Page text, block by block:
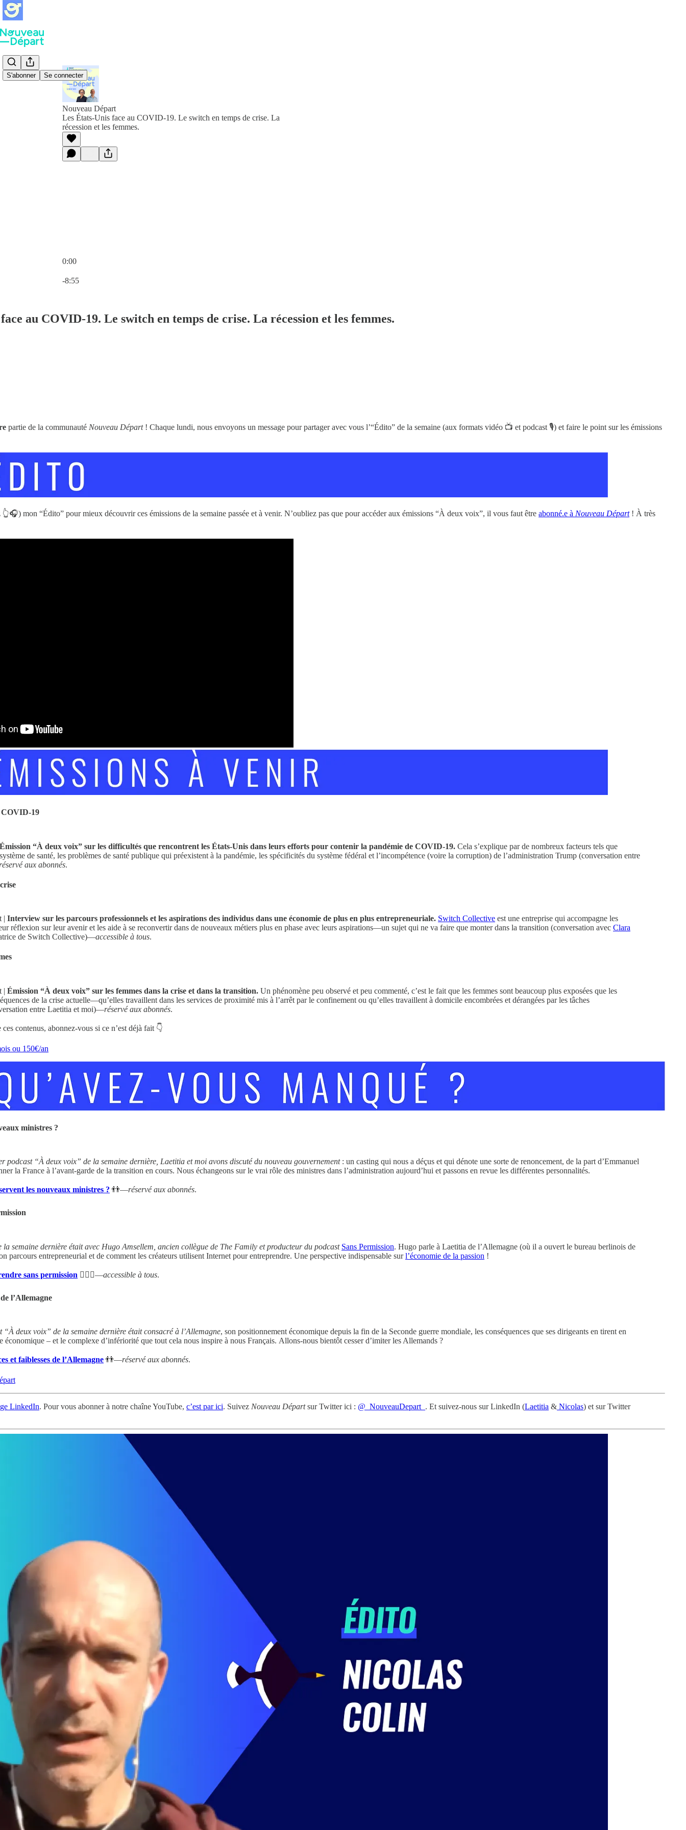
S'abonner Se connecter
Nouveau Départ
Les États-Unis face au COVID-19. Le switch en temps de crise. La
récession et les femmes.
0:00
-8:55
au COVID-19. Le switch en temps de crise. La récession et les femmes.
partie de la communauté Nouveau Départ! Chaque lundi, nous envoyons un message pour partager avec vous l’“Édito” de la semaine (aux formats vidéo 📺 et podcast 🎙) et faire le point sur les émissions
👆🎧) mon “Édito” pour mieux découvrir ces émissions de la semaine passée et à venir. N’oubliez pas que pour accéder aux émissions “À deux voix”, il vous faut être abonné.e à Nouveau Départ ! À très
COVID-19
Émission “À deux voix” sur les difficultés que rencontrent les États-Unis dans leurs efforts pour contenir la pandémie de COVID-19. Cela s’explique par de nombreux facteurs tels que
de santé, les problèmes de santé publique qui préexistent à la pandémie, les spécificités du système fédéral et l’incompétence (voire la corruption) de l’administration Trump (conversation entre
aux abonnés.
| Interview sur les parcours professionnels et les aspirations des individus dans une économie de plus en plus entrepreneuriale. Switch Collective est une entreprise qui accompagne les
réflexion sur leur avenir et les aide à se reconvertir dans de nouveaux métiers plus en phase avec leurs aspirations—un sujet qui ne va faire que monter dans la transition (conversation avec Clara
de Switch Collective)—accessible à tous.
| Émission “À deux voix” sur les femmes dans la crise et dans la transition. Un phénomène peu observé et peu commenté, c’est le fait que les femmes sont beaucoup plus exposées que les
de la crise actuelle—qu’elles travaillent dans les services de proximité mis à l’arrêt par le confinement ou qu’elles travaillent à domicile encombrées et dérangées par les tâches
entre Laetitia et moi)—réservé aux abonnés.
contenus, abonnez-vous si ce n’est déjà fait 👇
ou 150€/an
ministres ?
podcast “À deux voix” de la semaine dernière, Laetitia et moi avons discuté du nouveau gouvernement : un casting qui nous a déçus et qui dénote une sorte de renoncement, de la part d’Emmanuel
la France à l’avant-garde de la transition en cours. Nous échangeons sur le vrai rôle des ministres dans l’administration aujourd’hui et passons en revue les différentes personnalités.
les nouveaux ministres ? 👬—réservé aux abonnés.
la semaine dernière était avec Hugo Amsellem, ancien collègue de The Family et producteur du podcast Sans Permission. Hugo parle à Laetitia de l’Allemagne (où il a ouvert le bureau berlinois de
parcours entrepreneurial et de comment les créateurs utilisent Internet pour entreprendre. Une perspective indispensable surl’économie de la passion !
sans permission 💁🏻‍♂️—accessible à tous.
l’Allemagne
“À deux voix” de la semaine dernière était consacré à l’Allemagne, son positionnement économique depuis la fin de la Seconde guerre mondiale, les conséquences que ses dirigeants en tirent en
économique – et le complexe d’infériorité que tout cela nous inspire à nous Français. Allons-nous bientôt cesser d’imiter les Allemands ?
et faiblesses de l’Allemagne 👬—réservé aux abonnés.
LinkedIn. Pour vous abonner à notre chaîne YouTube, c’est par ici. Suivez Nouveau Départsur Twitter ici : @_NouveauDepart_ . Et suivez-nous sur LinkedIn (Laetitia & Nicolas) et sur Twitter